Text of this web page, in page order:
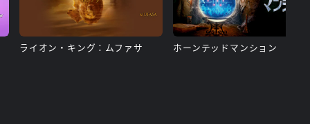
ライオン・キング：ムファサ ホーンテッドマンション